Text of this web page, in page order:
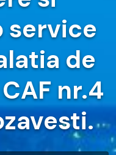
service
de
nr.4